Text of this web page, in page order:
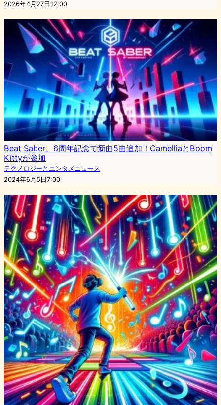
2026年4月27日12:00
Beat Saber、6周年記念で新曲5曲追加！CamelliaとBoom
Kittyが参加
テクノロジーとエンタメニュース
2024年6月5日7:00